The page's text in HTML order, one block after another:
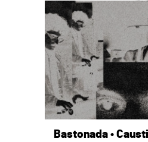
page
Bastonada •